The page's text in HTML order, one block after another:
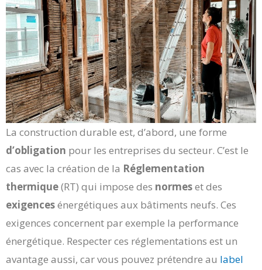
La construction durable est, d’abord, une forme
d’obligation pour les entreprises du secteur. C’est le
cas avec la création de la Réglementation
thermique(RT) qui impose des normeset des
exigencesénergétiques aux bâtiments neufs. Ces
exigences concernent par exemple la performance
énergétique. Respecter ces réglementations est un
avantage aussi, car vous pouvez prétendre au label